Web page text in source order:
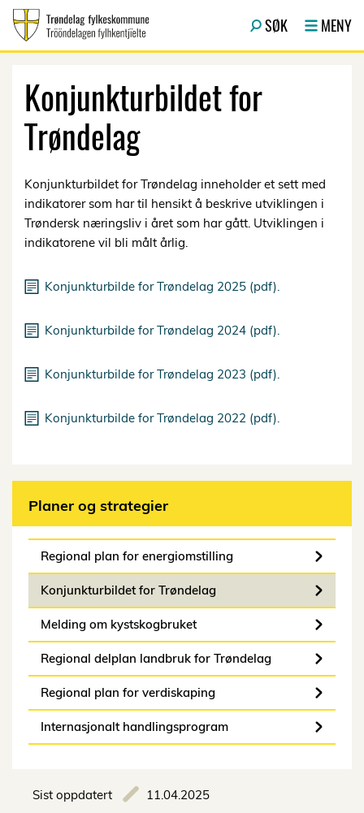
SØK MENY
Konjunkturbildet for
Trøndelag
Konjunkturbildet for Trøndelag inneholder et sett med
indikatorer som har til hensikt å beskrive utviklingen i
Trøndersk næringsliv i året som har gått. Utviklingen i
indikatorene vil bli målt årlig.
Konjunkturbilde for Trøndelag 2025 (pdf).
Konjunkturbilde for Trøndelag 2024 (pdf).
Konjunkturbilde for Trøndelag 2023 (pdf).
Konjunkturbilde for Trøndelag 2022 (pdf).
Planer og strategier
Regional plan for energiomstilling
Konjunkturbildet for Trøndelag
Melding om kystskogbruket
Regional delplan landbruk for Trøndelag
Regional plan for verdiskaping
Internasjonalt handlingsprogram
Sist oppdatert 11.04.2025